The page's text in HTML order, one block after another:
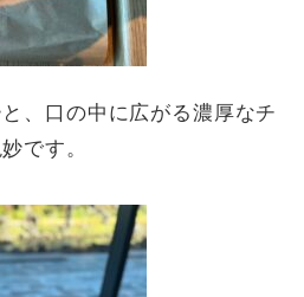
、口の中に広がる濃厚なチ
です。